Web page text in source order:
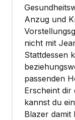
Anzug und
nicht mit
Stattdessen
passenden
Erscheint dir
kannst du
Blazer damit